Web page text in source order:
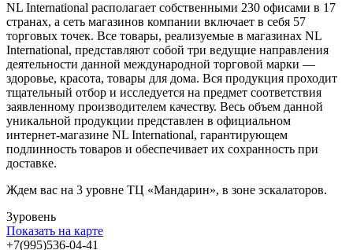
NL International располагает собственными 230 офисами в 17
странах, а сеть магазинов компании включает в себя 57
торговых точек. Все товары, реализуемые в магазинах NL
International, представляют собой три ведущие направления
деятельности данной международной торговой марки —
здоровье, красота, товары для дома. Вся продукция проходит
тщательный отбор и исследуется на предмет соответствия
заявленному производителем качеству. Весь объем данной
уникальной продукции представлен в официальном
интернет-магазине NL International, гарантирующем
подлинность товаров и обеспечивает их сохранность при
доставке.
Ждем вас на 3 уровне ТЦ «Мандарин», в зоне эскалаторов.
3уровень
Показать на карте
+7(995)536-04-41